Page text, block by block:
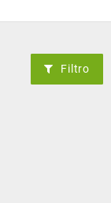
Filtro